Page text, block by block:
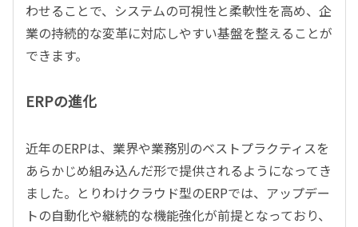
わせることで、システムの可視性と柔軟性を高め、企
業の持続的な変革に対応しやすい基盤を整えることが
できます。
ERPの進化
近年のERPは、業界や業務別のベストプラクティスを
あらかじめ組み込んだ形で提供されるようになってき
ました。とりわけクラウド型のERPでは、アップデー
トの自動化や継続的な機能強化が前提となっており、